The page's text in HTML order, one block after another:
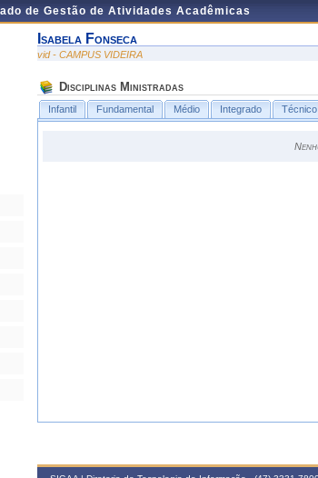
de Gestão de Atividades Acadêmicas
Isabela Fonseca
vid - CAMPUS VIDEIRA
Disciplinas Ministradas
Infantil Fundamental Médio Integrado Técnico